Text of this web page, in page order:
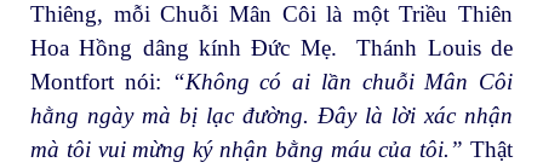
Thiêng, mỗi Chuỗi Mân Côi là một Triều Thiên
Hoa Hồng dâng kính Đức Mẹ. Thánh Louis de
Montfort nói: “Không có ai lần chuỗi Mân Côi
hằng ngày mà bị lạc đường. Đây là lời xác nhận
mà tôi vui mừng ký nhận bằng máu của tôi.” Thật